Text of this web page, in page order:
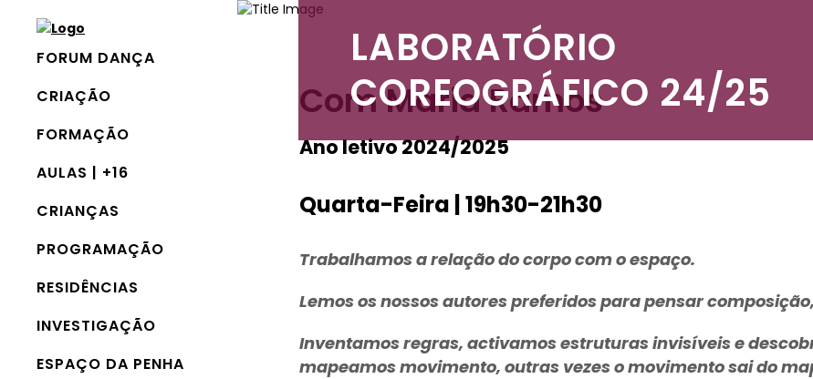
FORUM DANÇA
CRIAÇÃO
FORMAÇÃO
AULAS | +16
CRIANÇAS
PROGRAMAÇÃO
RESIDÊNCIAS
INVESTIGAÇÃO
ESPAÇO DA PENHA
LABORATÓRIO
COREOGRÁFICO 24/25
Com Maria Ramos
Ano letivo 2024/2025
Quarta-Feira | 19h30-21h30
Trabalhamos a relação do corpo com o espaço.
Lemos os nossos autores preferidos para pensar
Inventamos regras, activamos estruturas invisíveis e
mapeamos movimento, outras vezes o movimento sai do